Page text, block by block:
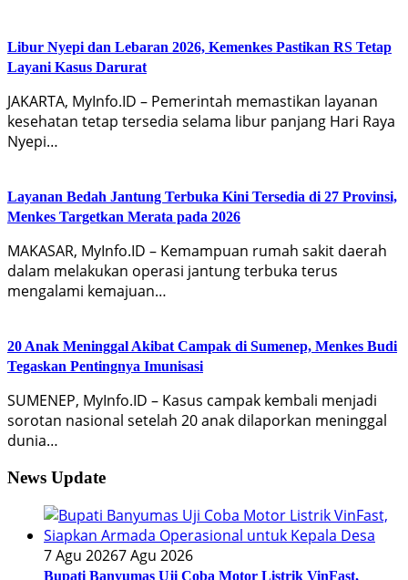
Libur Nyepi dan Lebaran 2026, Kemenkes Pastikan RS Tetap
Layani Kasus Darurat
JAKARTA, MyInfo.ID – Pemerintah memastikan layanan
kesehatan tetap tersedia selama libur panjang Hari Raya
Nyepi…
Layanan Bedah Jantung Terbuka Kini Tersedia di 27 Provinsi,
Menkes Targetkan Merata pada 2026
MAKASAR, MyInfo.ID – Kemampuan rumah sakit daerah
dalam melakukan operasi jantung terbuka terus
mengalami kemajuan…
20 Anak Meninggal Akibat Campak di Sumenep, Menkes Budi
Tegaskan Pentingnya Imunisasi
SUMENEP, MyInfo.ID – Kasus campak kembali menjadi
sorotan nasional setelah 20 anak dilaporkan meninggal
dunia…
News Update
7 Agu 20267 Agu 2026
Bupati Banyumas Uji Coba Motor Listrik VinFast,